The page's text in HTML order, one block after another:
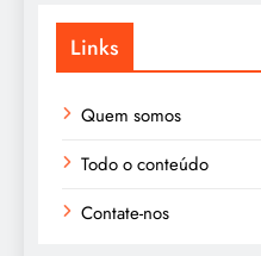
Links
Quem somos
Todo o conteúdo
Contate-nos